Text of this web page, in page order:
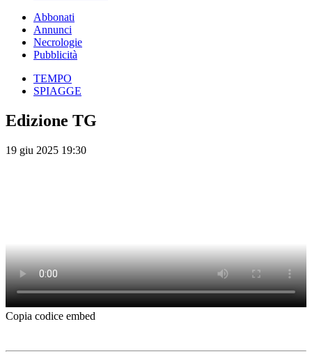
Abbonati
Annunci
Necrologie
Pubblicità
TEMPO
SPIAGGE
Edizione TG
19 giu 2025 19:30
Copia codice embed